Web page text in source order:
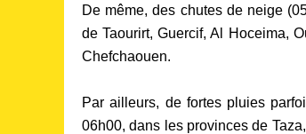
De même, des chutes de neige
de Taourirt, Guercif, Al Hoceima,
Chefchaouen.
Par ailleurs, de fortes pluies
06h00, dans les provinces de